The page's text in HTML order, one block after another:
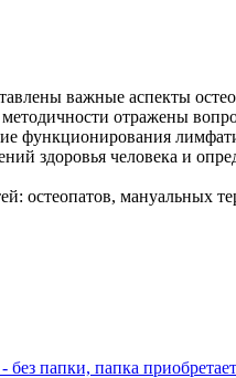
важные аспекты
отражены
функционирования
здоровья человека и
остеопатов, мануальных
папки, папка